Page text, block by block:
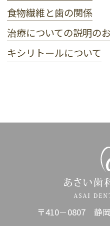
食物繊維と歯の関係
治療についての説明の
キシリトールについて
〒410－0807 静